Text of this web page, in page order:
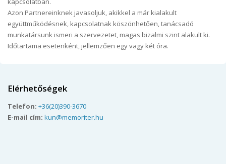
Azon Partnereinknek javasoljuk, akikkel a már kialakult
együttműködésnek, kapcsolatnak köszönhetően, tanácsadó
munkatársunk ismeri a szervezetet, magas bizalmi szint alakult ki.
Időtartama esetenként, jellemzően egy vagy két óra.
Elérhetőségek
Telefon: +36(20)390-3670
E-mail cím: kun@memoriter.hu